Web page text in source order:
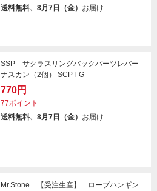
送料無料、8月7日（金） お届け
SSP サクラスリングバックパーツレバー
ナスカン（2個） SCPT-G
770円
77ポイント
送料無料、8月7日（金） お届け
Mr.Stone 【受注生産】 ロープハンギン